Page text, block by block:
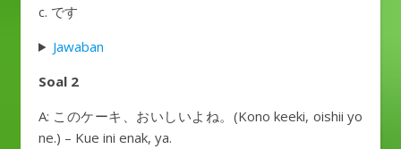
c. です
Jawaban
Soal 2
A: このケーキ、おいしいよね。(Kono keeki, oishii yo
ne.) – Kue ini enak, ya.